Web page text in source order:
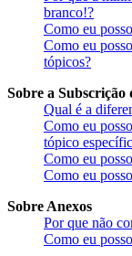
branco!?
Como eu
Como eu
tópicos?
Sobre a Subscrição
Qual é a
Como eu
tópico
Como eu
Como eu
Sobre Anexos
Por que não
Como eu